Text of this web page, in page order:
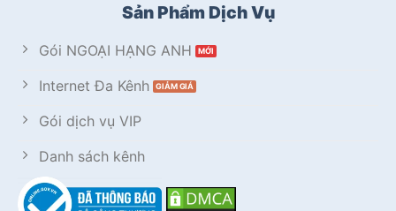
Sản Phẩm Dịch Vụ
Gói NGOẠI HẠNG ANH
Internet Đa Kênh
Gói dịch vụ VIP
Danh sách kênh